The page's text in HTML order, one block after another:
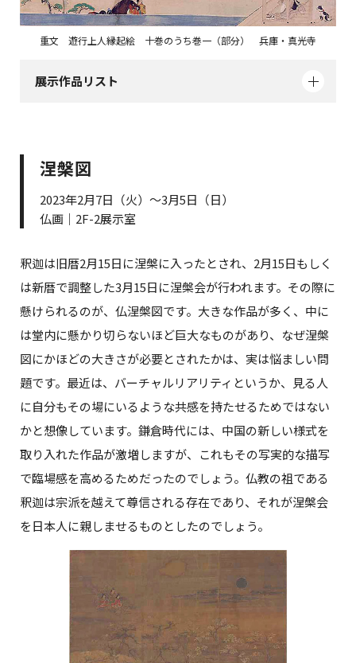
重文 遊行上人縁起絵 十巻のうち巻一（部分） 兵庫・真光寺
展示作品リスト
涅槃図
2023年2月7日（火）～3月5日（日）
仏画｜2F-2展示室
釈迦は旧暦2月15日に涅槃に入ったとされ、2月15日もしく
は新暦で調整した3月15日に涅槃会が行われます。その際に
懸けられるのが、仏涅槃図です。大きな作品が多く、中に
は堂内に懸かり切らないほど巨大なものがあり、なぜ涅槃
図にかほどの大きさが必要とされたかは、実は悩ましい問
題です。最近は、バーチャルリアリティというか、見る人
に自分もその場にいるような共感を持たせるためではない
かと想像しています。鎌倉時代には、中国の新しい様式を
取り入れた作品が激増しますが、これもその写実的な描写
で臨場感を高めるためだったのでしょう。仏教の祖である
釈迦は宗派を越えて尊信される存在であり、それが涅槃会
を日本人に親しませるものとしたのでしょう。